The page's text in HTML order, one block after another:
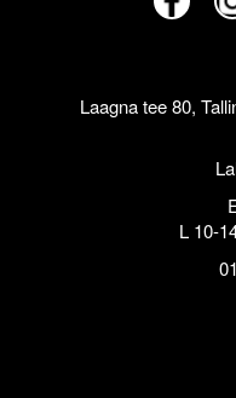
Laagna tee 80,
L 10-